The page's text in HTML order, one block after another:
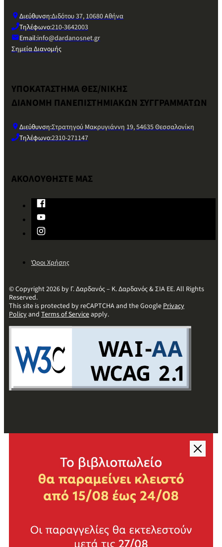
Διεύθυνση:Διδότου 37, 10680 Αθήνα
Τηλέφωνο:210-3642003
Email:info@dardanosnet.gr
Σημεία Διανομής
ΥΠΟΚΑΤΑΣΤΗΜΑ ΘΕΣ/ΝΙΚΗΣ
ΔΙΑΝΟΜΗ ΠΑΝΕΠΙΣΤΗΜΙΑΚΩΝ ΣΥΓΓΡΑΜΜΑΤΩΝ
Διεύθυνση:Στρατηγού Μακρυγιάννη 19, 54635 Θεσσαλονίκη
Τηλέφωνο:2310-271147
ΑΚΟΛΟΥΘΗΣΤΕ ΜΑΣ
Όροι Χρήσης
© Copyright 2026 by Γ. Δαρδανός – Κ. Δαρδανός & ΣΙΑ ΕΕ. All Rights
Reserved.
This site is protected by reCAPTCHA and the GooglePrivacy
Policyand Terms of Serviceapply.